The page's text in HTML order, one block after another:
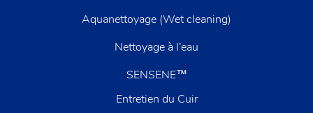
Aquanettoyage (Wet cleaning)
Nettoyage à l’eau
SENSENE™
Entretien du Cuir